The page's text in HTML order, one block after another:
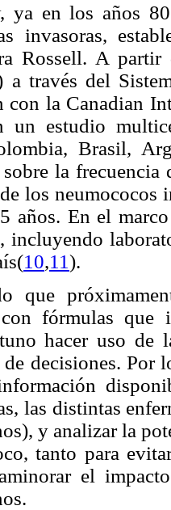
ya en los años
invasoras,
Rossell. A
a través del
con la Canadian
un estudio
Brasil,
la frecuencia
los neumococos
años. En el
incluyendo
10,11).
que
fórmulas que
hacer uso de
de decisiones. Por
las distintas
y analizar la
tanto para
el